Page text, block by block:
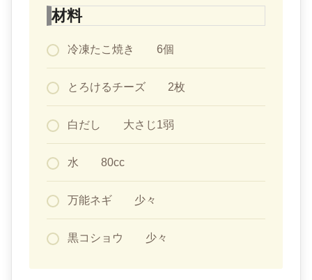
材料
冷凍たこ焼き 6個
とろけるチーズ 2枚
白だし 大さじ1弱
水 80cc
万能ネギ 少々
黒コショウ 少々